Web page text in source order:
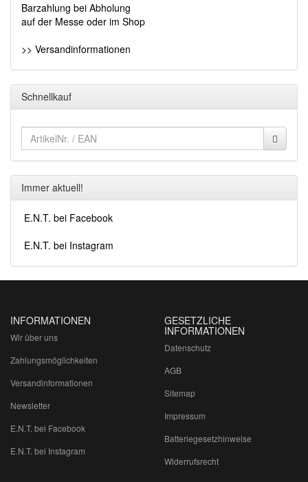
Barzahlung bei Abholung
auf der Messe oder im Shop
>> Versandinformationen
Schnellkauf
Immer aktuell!
E.N.T. bei Facebook
E.N.T. bei Instagram
INFORMATIONEN
Wir über uns
Zahlungsmöglichkeiten
Versandinformationen
Newsletter
E.N.T. bei Facebook
E.N.T. bei Instagram
GESETZLICHE
INFORMATIONEN
Datenschutz
AGB
Sitemap
Impressum
Batteriegesetzhinweise
Widerrufsrecht